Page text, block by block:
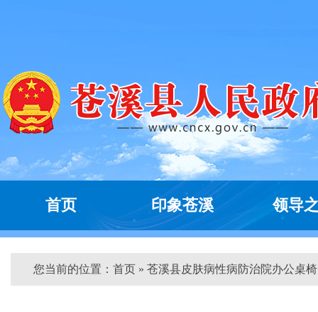
首页 印象苍溪 领导
您当前的位置： 首页 » 苍溪县皮肤病性病防治院办公桌